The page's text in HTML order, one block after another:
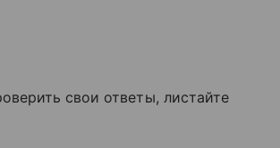
свои ответы, листайте